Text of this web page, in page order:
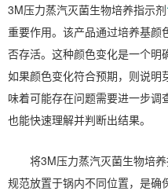
3M压力蒸汽灭菌生物培养指示剂
重要作用。该产品通过培养基颜
否存活。这种颜色变化是一个明
如果颜色变化符合预期，则说明
味着可能存在问题需要进一步
也能快速理解并判断出结果。
将3M压力蒸汽灭菌生物培养
规范放置于锅内不同位置，是确